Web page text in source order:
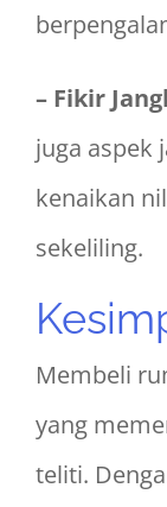
– Fikir
juga aspek
kenaikan
sekeliling.
Membeli
yang
teliti.